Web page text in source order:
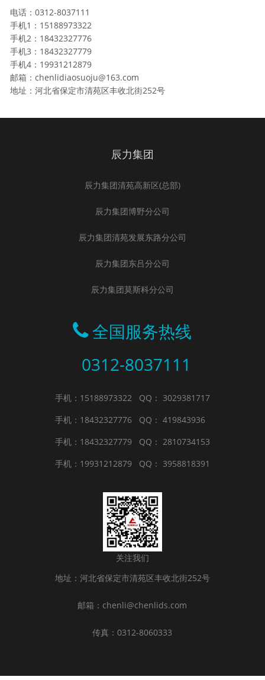
电话：0312-8037111
手机1：15188973322
手机2：18432327776
手机3：18432327779
手机4：19931212879
邮箱：chenlidiaosuoju@163.com
地址：河北省保定市清苑区丰收北街252号
辰力集团
辰力集团清苑高新区(总部)
辰力集团博野分公司
辰力集团清苑发展东路分公司
辰力集团东吕分公司
辰力集团莫斯科分公司
全国服务热线
0312-8037111
手机：15188973322
QQ： 3029381717
手机：18432327776QQ： 419843936
手机：18432327779QQ： 2810734153
手机：19931212879
QQ： 3958818391
关注我们
地址：河北省保定市清苑区丰收北街252号
邮箱：chenli@chenlids.com
传真：0312-8060333